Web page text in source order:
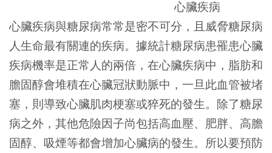
心臟疾病
心臟疾病與糖尿病常常是密不可分，且威脅糖尿病
人生命最有關連的疾病。據統計糖尿病患罹患心臟
疾病機率是正常人的兩倍，在心臟疾病中，脂肪和
膽固醇會堆積在心臟冠狀動脈中，一旦此血管被堵
塞，則導致心臟肌肉梗塞或猝死的發生。除了糖尿
病之外，其他危險因子尚包括高血壓、肥胖、高膽
固醇、吸煙等都會增加心臟病的發生。所以要預防